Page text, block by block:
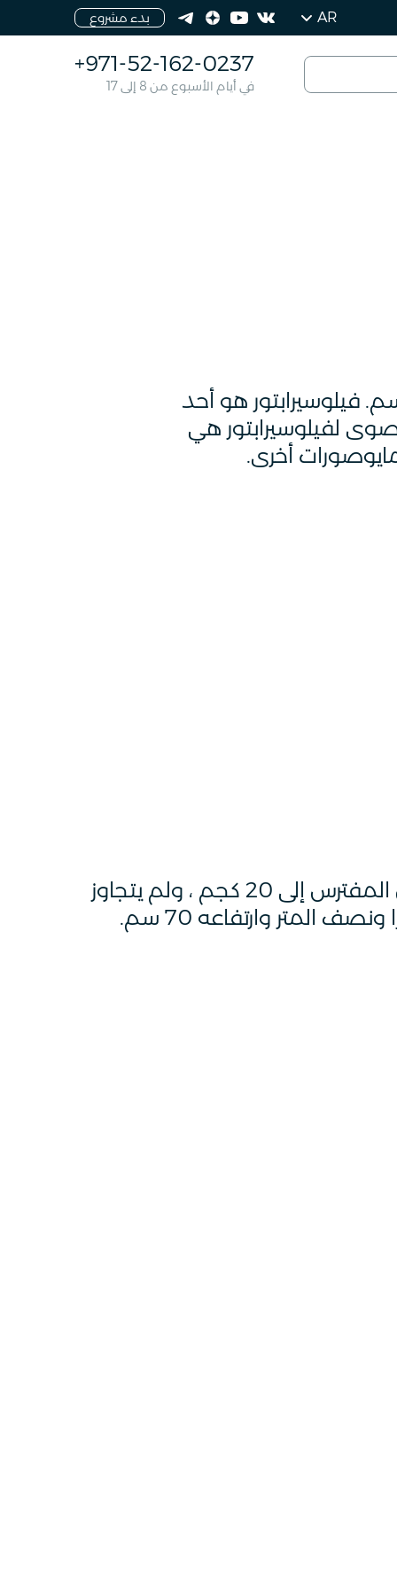
AR بدء مشروع
+971-52-162-0237
في أيام الأسبوع من 8 إلى 17
المفترس إلى 20 كجم ، ولم يتجاوز طوله مترا ونصف المتر وارتفاعه 70 سم. فيلوسيرابتور هو أحد
لفيلوسيرابتور هي
يصل وزن المفترس إلى 20 كجم ، ولم يتجاوز
المتر وارتفاعه 70 سم.